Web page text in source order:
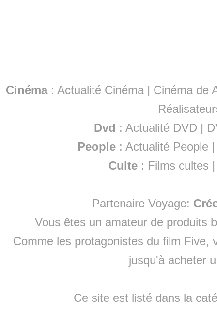
Cinéma: Actualité Cinéma | Cinéma de
Dvd : Actualité DVD |
People :Actualité People
Culte : Films cultes
Partenaire Voyage:
Vous êtes un amateur de produits
Comme les protagonistes du film Five,
jusqu'à acheter
Ce site est listé dans la